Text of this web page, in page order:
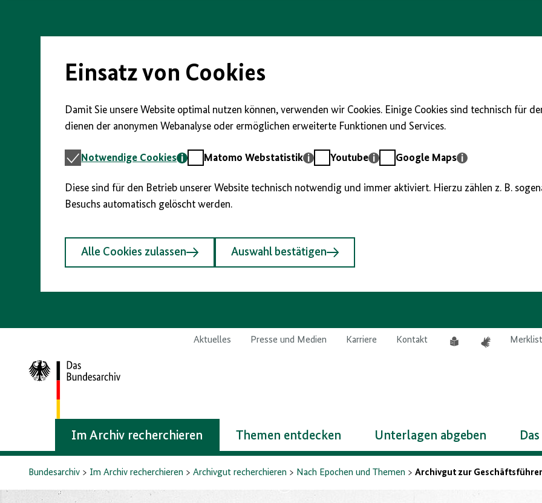
Seiteninhalt
Einsatz von Cookies
Damit Sie unsere Website optimal nutzen können, verwenden wir Cookies. Einige Cookies sind technisch für
dienen der anonymen Webanalyse oder ermöglichen erweiterte Funktionen und Services.
Notwendige
Notwendige Cookies
MatomoMatomo Webstatistik YoutubeYoutube
GoogleGoogle Maps
Diese sind für den Betrieb unserer Website technisch notwendig und immer aktiviert. Hierzu zählen z. B.
Besuchs automatisch gelöscht werden.
Alle Cookies zulassen Auswahl bestätigen
Aktuelles Presse und Medien Karriere Kontakt
Leichte
Zur
Startseite
Im Archiv recherchieren Themen entdecken Unterlagen abgeben
Bundesarchiv Im Archiv recherchieren Archivgut recherchieren Nach Epochen und Themen Archivgut zur